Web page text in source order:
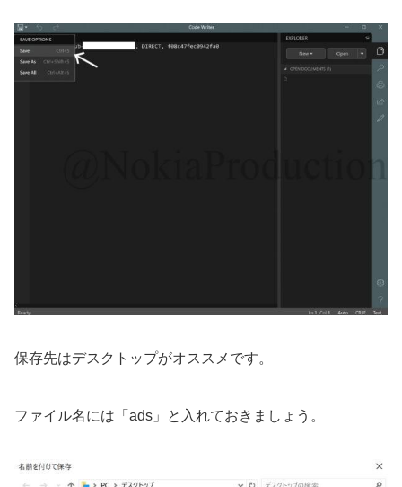
保存先はデスクトップがオススメです。
ファイル名には「ads」と入れておきましょう。